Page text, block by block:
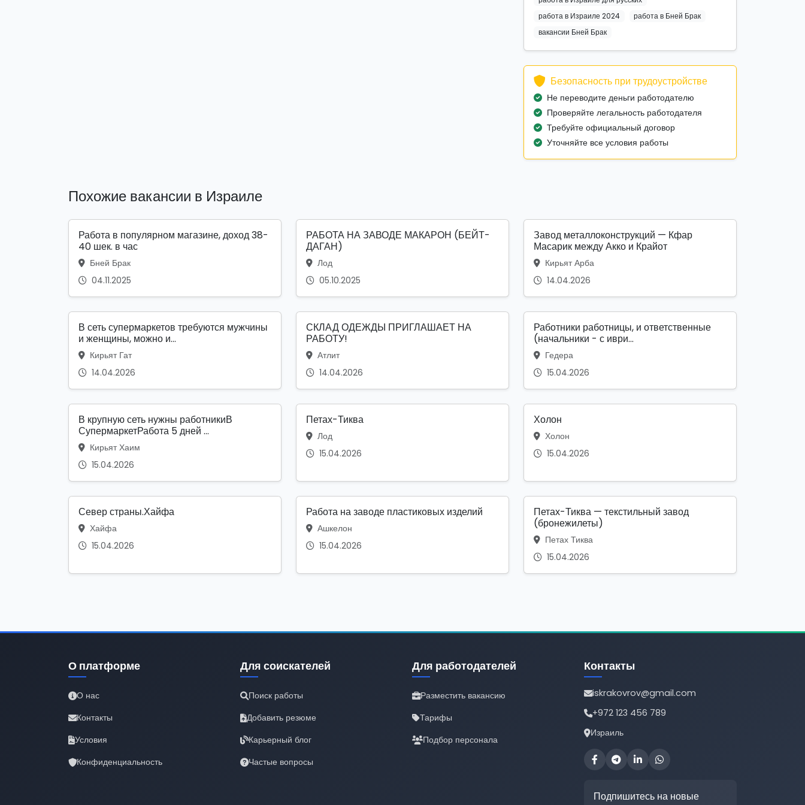
работа в Израиле 2024
работа в Бней Брак
вакансии Бней Брак
Безопасность при трудоустройстве
Не переводите деньги работодателю
Проверяйте легальность работодателя
Требуйте официальный договор
Уточняйте все условия работы
Похожие вакансии в Израиле
Работа в популярном магазине, доход 38-
40 шек. в час
Бней Брак
04.11.2025
РАБОТА НА ЗАВОДЕ МАКАРОН (БЕЙТ-
ДАГАН)
Лод
05.10.2025
Завод металлоконструкций — Кфар
Масарик между Акко и Крайот
Кирьят Арба
14.04.2026
В сеть супермаркетов требуются мужчины
и женщины, можно и...
Кирьят Гат
14.04.2026
СКЛАД ОДЕЖДЫ ПРИГЛАШАЕТ НА
РАБОТУ!
Атлит
14.04.2026
Работники работницы, и ответственные
(начальники - с иври...
Гедера
15.04.2026
В крупную сеть нужны работникиВ
СупермаркетРабота 5 дней ...
Кирьят Хаим
15.04.2026
Петах-Тиква
Лод
15.04.2026
Холон
Холон
15.04.2026
Север страны.Хайфа
Хайфа
15.04.2026
Работа на заводе пластиковых изделий
Ашкелон
15.04.2026
Петах-Тиква — текстильный завод
(бронежилеты)
Петах Тиква
15.04.2026
О платформе
О нас
Контакты
Условия
Конфиденциальность
Для соискателей
Поиск работы
Добавить резюме
Карьерный блог
Частые вопросы
Для работодателей
Разместить вакансию
Тарифы
Подбор персонала
Контакты
iskrakovrov@gmail.com
+972 123 456 789
Израиль
Подпишитесь на новые